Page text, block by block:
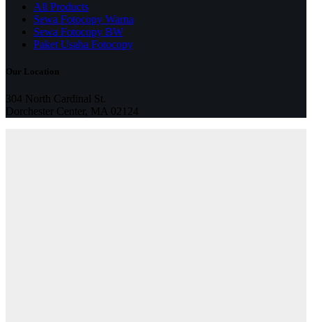
All Products
Sewa Fotocopy Warna
Sewa Fotocopy BW
Paket Usaha Fotocopy
Our Location
304 North Cardinal St.
Dorchester Center, MA 02124